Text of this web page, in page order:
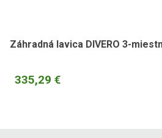
Záhradná lavica DIVERO 3-
335,29 €